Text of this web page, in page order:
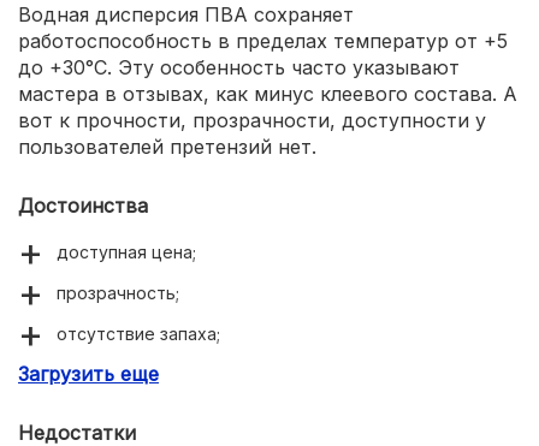
Водная дисперсия ПВА сохраняет
работоспособность в пределах температур от +5
до +30°С. Эту особенность часто указывают
мастера в отзывах, как минус клеевого состава. А
вот к прочности, прозрачности, доступности у
пользователей претензий нет.
Достоинства
доступная цена;
прозрачность;
отсутствие запаха;
универсальность применения;
Загрузить еще
Недостатки